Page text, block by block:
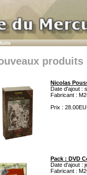
produits
Nicolas
Date d'ajout :
Fabricant :
Prix :
Pack : DVD
Date d'ajout :
Fabricant :